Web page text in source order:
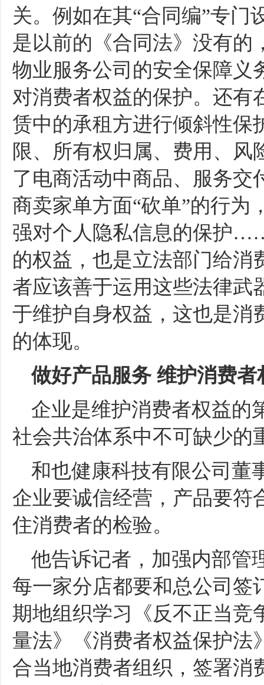
关。例如在其“合同编”专门
是以前的《合同法》没有的
物业服务公司的安全保障义
对消费者权益的保护。还有
赁中的承租方进行倾斜性保
限、所有权归属、费用、风
了电商活动中商品、服务交
商卖家单方面“砍单”的行为
强对个人隐私信息的保护
的权益，也是立法部门给消
者应该善于运用这些法律武
于维护自身权益，这也是消
的体现。
做好产品服务 维护消费者
企业是维护消费者权益的
社会共治体系中不可缺少的
和也健康科技有限公司董
企业要诚信经营，产品要符
住消费者的检验。
他告诉记者，加强内部管
每一家分店都要和总公司签
期地组织学习《反不正当竞
量法》《消费者权益保护法
合当地消费者组织，签署消